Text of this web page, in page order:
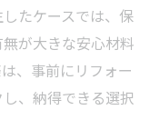
耐久を両立する
べき耐久技術と
たケースでは、保
が大きな安心材料
、事前にリフォー
、納得できる選択